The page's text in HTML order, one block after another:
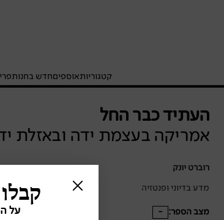
קטגוריותאוספיםחדש בחנות
העתיד כבר החל
אמריקה בעצמת ידה ובאזלת
רוברט יונק
מדע בדיוני ופנטזיה
מצב הספר: -
קבלו 15%
על